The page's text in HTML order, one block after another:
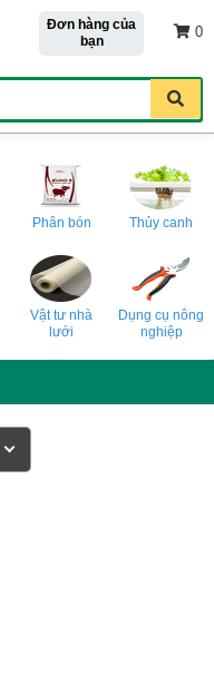
Đơn hàng của
bạn
0
Phân bón Thủy canh
Vật tư nhà
lưới
Dụng cụ nông
nghiệp